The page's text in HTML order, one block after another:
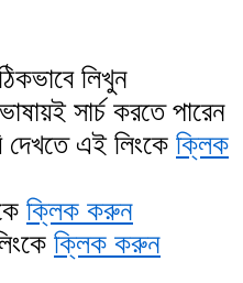
লিখুন
সার্চ করতে পারেন
দেখতে এই লিংকে ক্লিক
ক্লিক করুন
ক্লিক করুন